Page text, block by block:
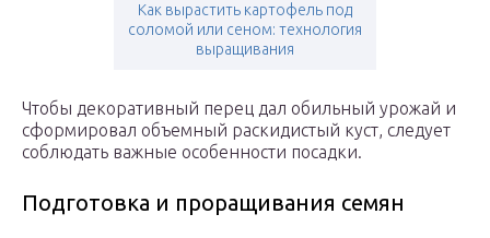
Как вырастить картофель под
соломой или сеном: технология
выращивания
Чтобы декоративный перец дал обильный урожай и
сформировал объемный раскидистый куст, следует
соблюдать важные особенности посадки.
Подготовка и проращивания семян